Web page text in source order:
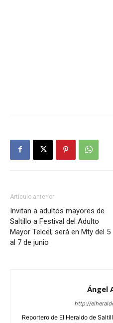
Artículo anterior
Invitan a adultos mayores de
Saltillo a Festival del Adulto
Mayor Telcel; será en Mty del 5
al 7 de junio
Ángel
http://
Reportero de El Heraldo de